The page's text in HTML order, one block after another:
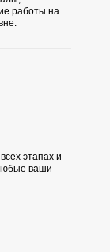
работы на
этапах и
ваши